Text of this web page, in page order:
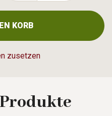
zusetzen
KORB
Produkte